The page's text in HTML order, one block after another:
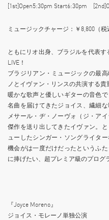
[1st]Open5:30pm Start6:30pm
ミュージックチャージ：￥8,800（税
ともにリオ出身、ブラジルを代表
LIVE！
ブラジリアン・ミュージックの最
ノとイヴァン・リンスの共演する貴
暖かな歌声と優しいギターの音色
名曲を届けてきたジョイス、繊細
メサール・ヂ・ノーヴォ（ジ・ア
傑作を送り出してきたイヴァン。
ューしたシンガー・ソングライタ
機会がは一度だけだったというふ
に捧げたい、超プレミア級のプログ
『Joyce Moreno』
ジョイス・モレーノ単独公演